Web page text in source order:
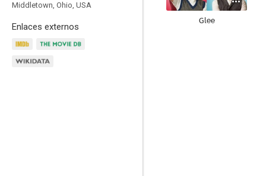
Middletown, Ohio, USA
Enlaces externos
Glee